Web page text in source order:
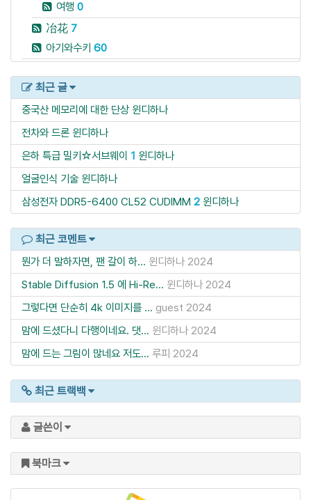
여행 0
冶花 7
아기와수키 60
최근 글
중국산 메모리에 대한 단상 윈디하나
전차와 드론 윈디하나
은하 특급 밀키☆서브웨이 1 윈디하나
얼굴인식 기술 윈디하나
삼성전자 DDR5-6400 CL52 CUDIMM 2 윈디하나
최근 코멘트
뭔가 더 말하자면, 팬 갈이 하... 윈디하나 2024
Stable Diffusion 1.5 에 Hi-Re... 윈디하나 2024
그렇다면 단순히 4k 이미지를 ... guest 2024
맘에 드셨다니 다행이네요. 댓... 윈디하나 2024
맘에 드는 그림이 많네요 저도... 루피 2024
최근 트랙백
글쓴이
북마크